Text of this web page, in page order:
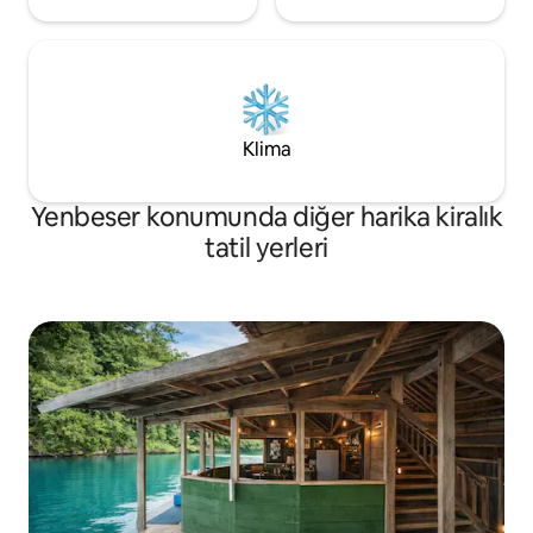
Klima
Yenbeser konumunda diğer harika kiralık
tatil yerleri